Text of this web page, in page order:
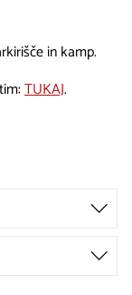
in kamp.
TUKAJ.